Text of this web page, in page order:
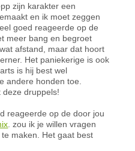
zijn karakter een
en ik moet zeggen
goed reageerde op de
meer bang en begroet
afstand, maar dat hoort
Het paniekerige is ook
is hij best wel
andere honden toe.
deze druppels!
reageerde op de door jou
. zou ik je willen vragen
maken. Het gaat best